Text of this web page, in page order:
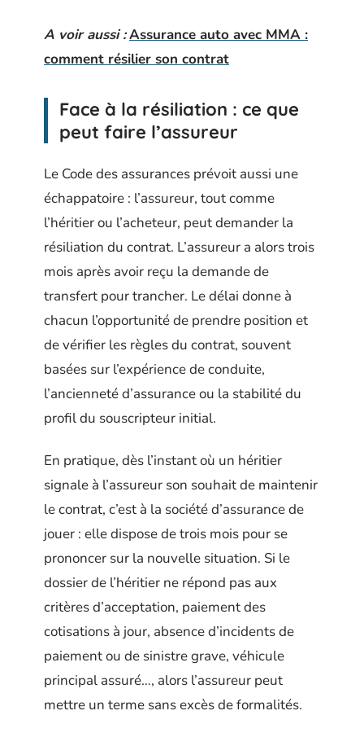
A voir aussi :Assurance auto avec MMA :
comment résilier son contrat
Face à la résiliation : ce que
peut faire l’assureur
Le Code des assurances prévoit aussi une
échappatoire : l’assureur, tout comme
l’héritier ou l’acheteur, peut demander la
résiliation du contrat. L’assureur a alors trois
mois après avoir reçu la demande de
transfert pour trancher. Le délai donne à
chacun l’opportunité de prendre position et
de vérifier les règles du contrat, souvent
basées sur l’expérience de conduite,
l’ancienneté d’assurance ou la stabilité du
profil du souscripteur initial.
En pratique, dès l’instant où un héritier
signale à l’assureur son souhait de maintenir
le contrat, c’est à la société d’assurance de
jouer : elle dispose de trois mois pour se
prononcer sur la nouvelle situation. Si le
dossier de l’héritier ne répond pas aux
critères d’acceptation, paiement des
cotisations à jour, absence d’incidents de
paiement ou de sinistre grave, véhicule
principal assuré…, alors l’assureur peut
mettre un terme sans excès de formalités.